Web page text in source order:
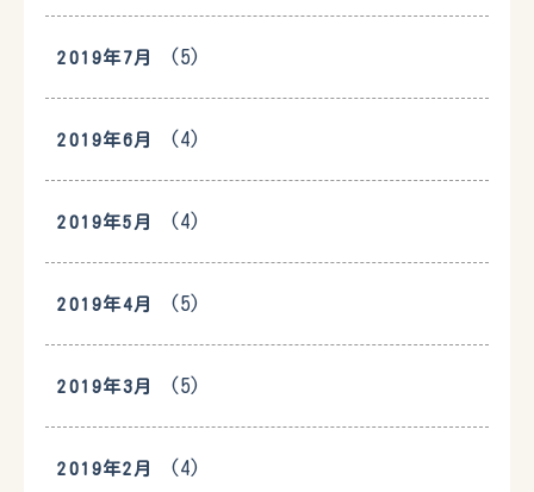
2019年7月 (5)
2019年6月 (4)
2019年5月 (4)
2019年4月 (5)
2019年3月 (5)
2019年2月 (4)